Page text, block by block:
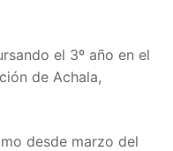
el 3º año en el
de Achala,
desde marzo del